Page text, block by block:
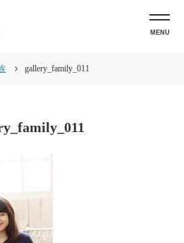
gallery_family_011
MENU